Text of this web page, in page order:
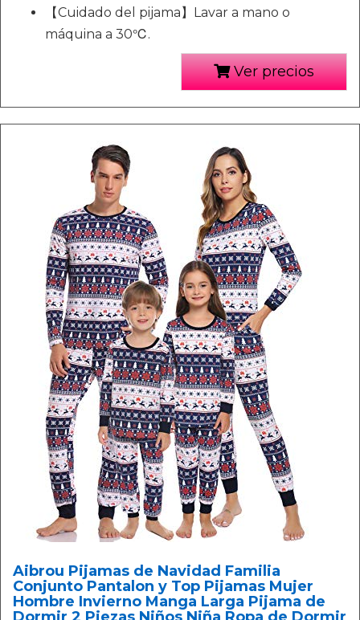
【Cuidado del pijama】Lavar a mano o
máquina a 30℃.
Ver precios
Aibrou Pijamas de Navidad Familia
Conjunto Pantalon y Top Pijamas Mujer
Hombre Invierno Manga Larga Pijama de